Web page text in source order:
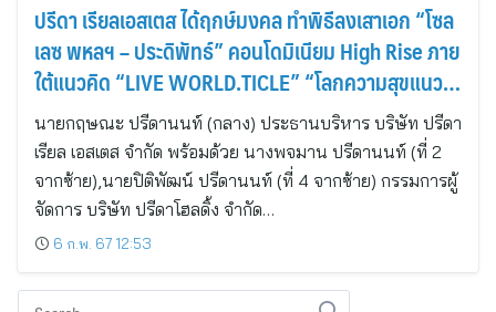
ปรีดา เรียลเอสเตส ได้ฤกษ์มงคล ทำพิธีลงเสาเอก “โซล
เลซ พหลฯ – ประดิพัทธ์” คอนโดมิเนียม High Rise ภาย
ใต้แนวคิด “LIVE WORLD.TICLE” “โลกความสุขแนว
ตั้งที่ครบที่สุด”
นายกฤษณะ ปรีดานนท์ (กลาง) ประธานบริหาร บริษัท ปรีดา
เรียล เอสเตส จำกัด พร้อมด้วย นางพจมาน ปรีดานนท์ (ที่ 2
จากซ้าย),นายปิติพัฒน์ ปรีดานนท์ (ที่ 4 จากซ้าย) กรรมการผู้
จัดการ บริษัท ปรีดาโฮลดิ้ง จำกัด…
6 ก.พ. 67 12:53